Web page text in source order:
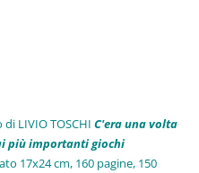
di LIVIO TOSCHIC'era una volta
più importanti giochi
17x24 cm, 160 pagine, 150